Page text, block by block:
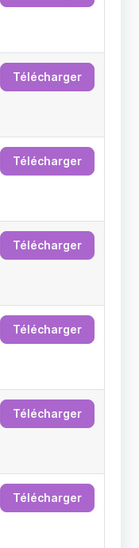
Télécharger
Télécharger
Télécharger
Télécharger
Télécharger
Télécharger